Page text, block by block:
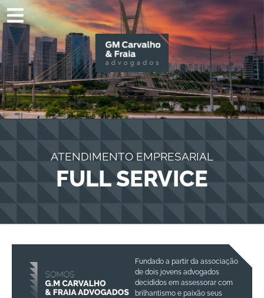
ATENDIMENTO EMPRESARIAL
FULL SERVICE
Fundado a partir da associação
de dois jovens advogados
decididos em assessorar com
brilhantismo e paixão seus